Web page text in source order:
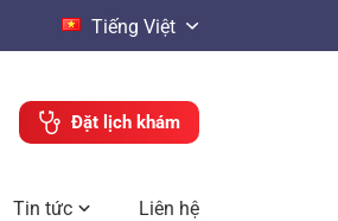
Tiếng Việt
Đặt lịch khám
Tin tức Liên hệ